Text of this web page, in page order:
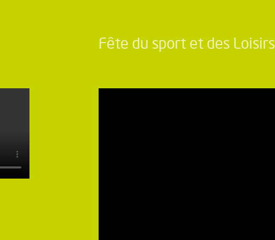
Fête du sport et des Loisirs